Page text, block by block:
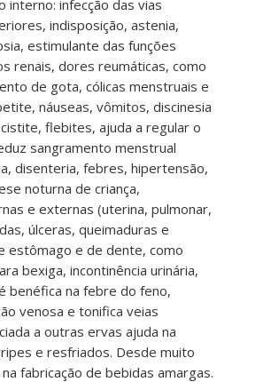
interno: infecção das vias
indisposição, astenia,
estimulante das funções
renais, dores reumáticas, como
de gota, cólicas menstruais e
náuseas, vômitos, discinesia
flebites, ajuda a regular o
sangramento menstrual
disenteria, febres, hipertensão,
noturna de criança,
e externas (uterina, pulmonar,
úlceras, queimaduras e
estômago e de dente, como
bexiga, incontinência urinária,
benéfica na febre do feno,
venosa e tonifica veias
a outras ervas ajuda na
e resfriados. Desde muito
fabricação de bebidas amargas.